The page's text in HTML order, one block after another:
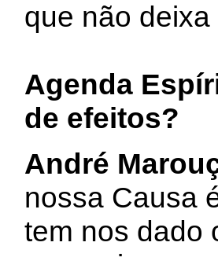
que não
Agenda
de efeitos?
André
nossa Causa
tem nos dado